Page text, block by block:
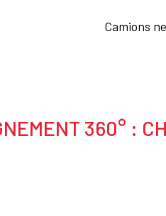
Navigation principale
Camions
360° :